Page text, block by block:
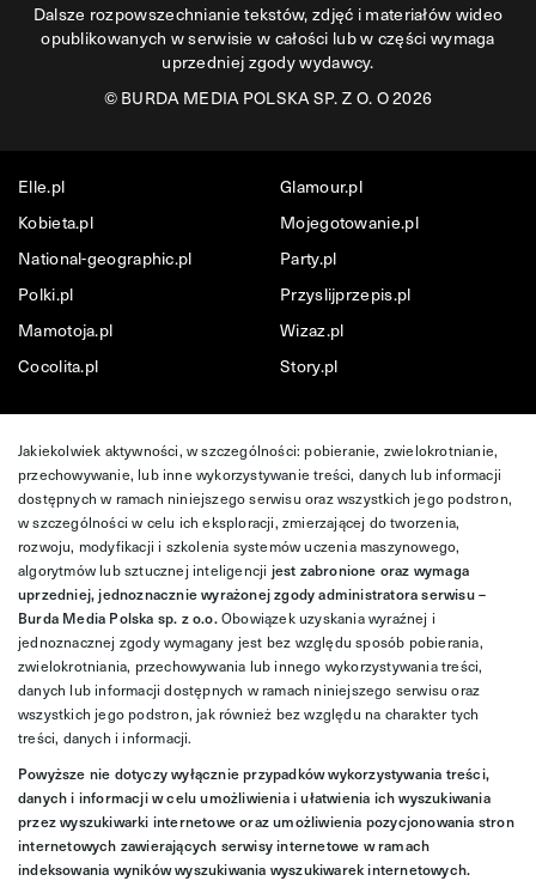
Dalsze rozpowszechnianie tekstów, zdjęć i materiałów wideo
opublikowanych w serwisie w całości lub w części wymaga
uprzedniej zgody wydawcy.
©BURDA MEDIA POLSKA SP. Z O. O 2026
Elle.pl
Glamour.pl
Kobieta.pl
Mojegotowanie.pl
National-geographic.pl
Party.pl
Polki.pl
Przyslijprzepis.pl
Mamotoja.pl
Wizaz.pl
Cocolita.pl
Story.pl
Jakiekolwiek aktywności, w szczególności: pobieranie, zwielokrotnianie,
przechowywanie, lub inne wykorzystywanie treści, danych lub informacji
dostępnych w ramach niniejszego serwisu oraz wszystkich jego podstron,
w szczególności w celu ich eksploracji, zmierzającej do tworzenia,
rozwoju, modyfikacji i szkolenia systemów uczenia maszynowego,
algorytmów lub sztucznej inteligencji jest zabronione oraz wymaga
uprzedniej, jednoznacznie wyrażonej zgody administratora serwisu –
Burda Media Polska sp. z o.o.Obowiązek uzyskania wyraźnej i
jednoznacznej zgody wymagany jest bez względu sposób pobierania,
zwielokrotniania, przechowywania lub innego wykorzystywania treści,
danych lub informacji dostępnych w ramach niniejszego serwisu oraz
wszystkich jego podstron, jak również bez względu na charakter tych
treści, danych i informacji.
Powyższe nie dotyczy wyłącznie przypadków wykorzystywania treści,
danych i informacji w celu umożliwienia i ułatwienia ich wyszukiwania
przez wyszukiwarki internetowe oraz umożliwienia pozycjonowania stron
internetowych zawierających serwisy internetowe w ramach
indeksowania wyników wyszukiwania wyszukiwarek internetowych.